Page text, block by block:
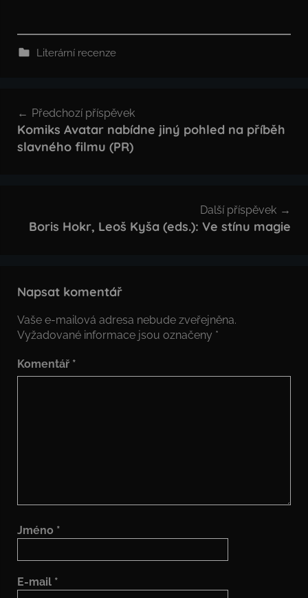
Literární recenze
pro
příspěvek
Předchozí příspěvek
Komiks Avatar nabídne jiný pohled na příběh
slavného filmu (PR)
Další příspěvek
Boris Hokr, Leoš Kyša (eds.): Ve stínu magie
Napsat komentář
Vaše e-mailová adresa nebude zveřejněna.
Vyžadované informace jsou označeny *
Komentář *
Jméno *
E-mail *